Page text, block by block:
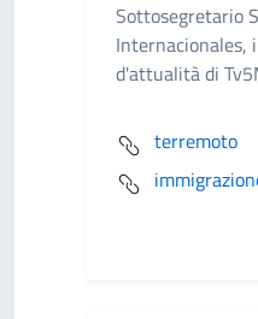
Sottosegretario
Internacionales,
d'attualità di
terremoto